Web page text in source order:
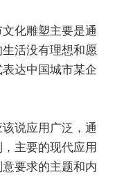
化雕塑主要是通
活没有理想和愿
达中国城市某企
说应用广泛，通
主要的现代应用
要求的主题和内